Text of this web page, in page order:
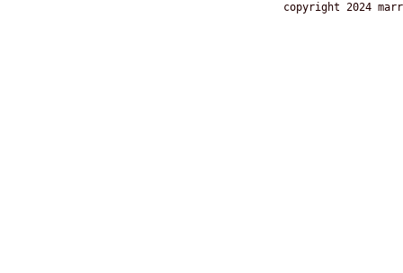
copyright 2024